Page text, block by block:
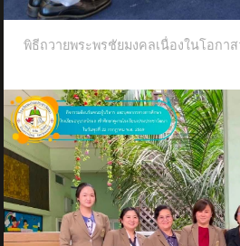
พิธีถวายพระพรชัยมงคลเนื่องในโอกา